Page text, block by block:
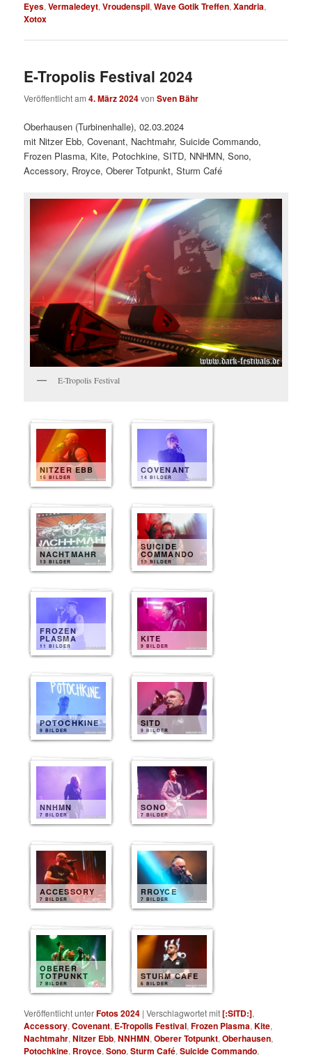
Eyes,Vermaledeyt,Vroudenspil,Wave Gotik Treffen,Xandria,
Xotox
E-Tropolis Festival 2024
Veröffentlicht am4. März 2024vonSven Bähr
Oberhausen (Turbinenhalle), 02.03.2024
mit Nitzer Ebb, Covenant, Nachtmahr, Suicide Commando,
Frozen Plasma, Kite, Potochkine, SITD, NNHMN, Sono,
Accessory, Rroyce, Oberer Totpunkt, Sturm Café
E-Tropolis Festival
NITZER EBB
15 BILDER
COVENANT
14 BILDER
NACHTMAHR
13 BILDER
SUICIDE
COMMANDO
13 BILDER
FROZEN
PLASMA
11 BILDER
KITE
9 BILDER
POTOCHKINE
9 BILDER
SITD
9 BILDER
NNHMN
7 BILDER
SONO
7 BILDER
ACCESSORY
7 BILDER
RROYCE
7 BILDER
OBERER
TOTPUNKT
7 BILDER
STURM CAFE
6 BILDER
Veröffentlicht unterFotos 2024 |Verschlagwortet mit[:SITD:],
Accessory,Covenant, E-Tropolis Festival,Frozen Plasma,Kite,
Nachtmahr,Nitzer Ebb,NNHMN,Oberer Totpunkt,Oberhausen,
Potochkine, Rroyce,Sono,Sturm Café,Suicide Commando,